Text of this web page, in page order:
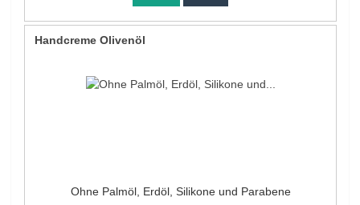
Handcreme Olivenöl
Ohne Palmöl, Erdöl, Silikone und Parabene